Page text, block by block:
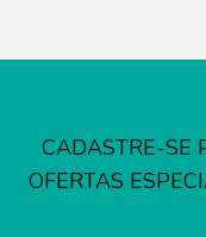
CADASTRE-SE
OFERTAS